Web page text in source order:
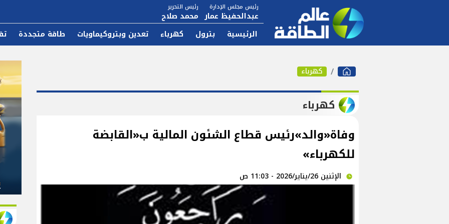
رئيس مجلس الإدارة
عبدالحفيظ عمار
رئيس التحرير
محمد صلاح
الرئيسية بترول كهرباء تعدين وبتروكيماويات طاقة متجددة
كهرباء
كهرباء
وفاة«والد»رئيس قطاع الشئون المالية ب«القابضة
للكهرباء»
الإثنين 26/يناير/2026 - 11:03 ص